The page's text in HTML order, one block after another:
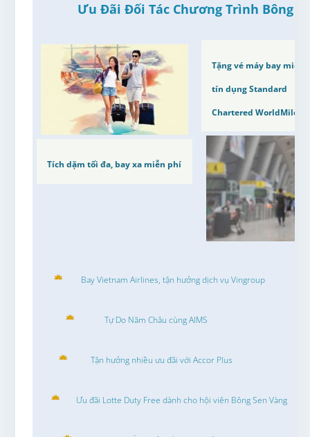
Ưu Đãi Đối Tác Chương Trình Bông
Tích dặm tối đa, bay xa miễn phí
Tặng vé máy bay miễn
tín dụng Standard
Chartered WorldMiles
Bay Vietnam Airlines, tận hưởng dịch vụ Vingroup
Tự Do Năm Châu cùng AIMS
Tận hưởng nhiều ưu đãi với Accor Plus
Ưu đãi Lotte Duty Free dành cho hội viên Bông Sen Vàng